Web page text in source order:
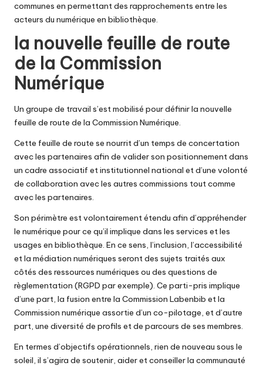
communes en permettant des rapprochements entre les
acteurs du numérique en bibliothèque.
la nouvelle feuille de route
de la Commission
Numérique
Un groupe de travail s’est mobilisé pour définir la nouvelle
feuille de route de la Commission Numérique.
Cette feuille de route se nourrit d’un temps de concertation
avec les partenaires afin de valider son positionnement dans
un cadre associatif et institutionnel national et d’une volonté
de collaboration avec les autres commissions tout comme
avec les partenaires.
Son périmètre est volontairement étendu afin d’appréhender
le numérique pour ce qu’il implique dans les services et les
usages en bibliothèque. En ce sens, l’inclusion, l’accessibilité
et la médiation numériques seront des sujets traités aux
côtés des ressources numériques ou des questions de
règlementation (RGPD par exemple). Ce parti-pris implique
d’une part, la fusion entre la Commission Labenbib et la
Commission numérique assortie d’un co-pilotage, et d’autre
part, une diversité de profils et de parcours de ses membres.
En termes d’objectifs opérationnels, rien de nouveau sous le
soleil, il s’agira de soutenir, aider et conseiller la communauté